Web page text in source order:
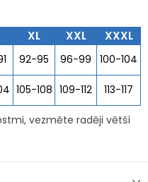
XL XXL XXXL
92-95 96-99
100-104
105-108 109-112 113-117
vezměte raději větší